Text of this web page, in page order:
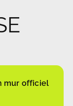
mur officiel